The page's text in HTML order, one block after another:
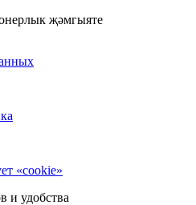
җәмгыяте
«cookie»
и удобства